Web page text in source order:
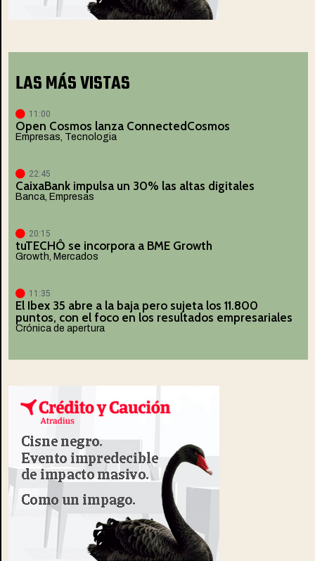
LAS MÁS VISTAS
11:00
Open Cosmos lanza ConnectedCosmos
Empresas Tecnologia
22:45
CaixaBank impulsa un 30% las altas digitales
Banca Empresas
20:15
tuTECHÔ se incorpora a BME Growth
Growth Mercados
11:35
El Ibex 35 abre a la baja pero sujeta los 11.800
puntos, con el foco en los resultados empresariales
Crónica de apertura